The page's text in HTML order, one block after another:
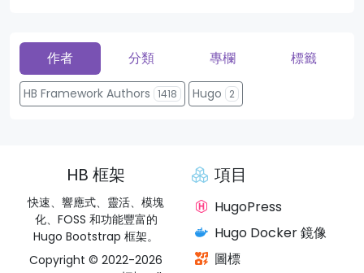
作者 分類 專欄 標籤
HB Framework Authors 1418 Hugo 2
HB 框架
快速、響應式、靈活、模塊
化、FOSS 和功能豐富的
Hugo Bootstrap 框架。
Copyright © 2022-2026
項目
HugoPress
Hugo Docker 鏡像
圖標